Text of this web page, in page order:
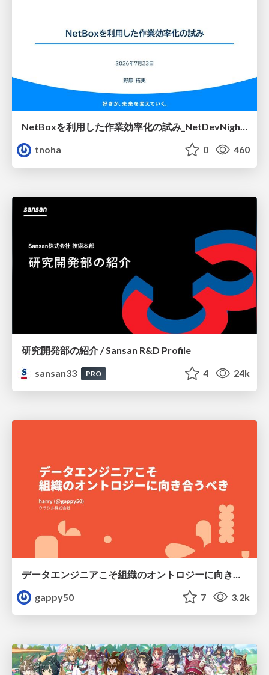
tnoha
0 460
研究開発部の紹介 / Sansan R&D Profile
sansan33
PRO 4 24k
gappy50
7 3.2k